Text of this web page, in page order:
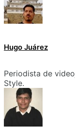
Hugo Juárez
Periodista de
Style.